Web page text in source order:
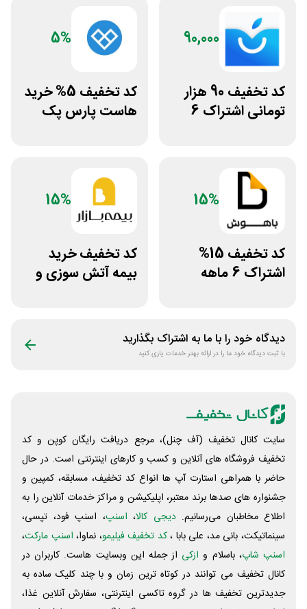
90,000
کد تخفیف 90 هزار
تومانی اشتراک 6
5%
کد تخفیف 5% خرید
هاست پارس پک
15%
کد تخفیف 15%
اشتراک 6 ماهه
15%
کد تخفیف خرید
بیمه آتش سوزی و
دیدگاه خود را با ما به اشتراک بگذارید
با ثبت دیدگاه خود ما را در ارائه بهتر خدمات یاری کنید
سایت کانال تخفیف (آف چنل)، مرجع دریافت رایگان کوپن و کد
تخفیف فروشگاه های آنلاین و کسب و‌ کارهای اینترنتی است. در حال
حاضر با همراهی استارت آپ ها انواع کد تخفیف، مسابقه، کمپین و
جشنواره های صدها برند معتبر، اپلیکیشن و مراکز خدمات آنلاین را به
اطلاع مخاطبان می‌رسانیم. دیجی کالا، اسنپ، اسنپ فود، تپسی،
سینماتیکت، بانی مد، علی‌ بابا ،کد تخفیف فیلیمو، نماوا، اسنپ مارکت،
اسنپ شاپ، باسلام و ازکی از جمله این وبسایت ‌هاست. کاربران در
کانال تخفیف می توانند در کوتاه ترین زمان و با چند کلیک ساده به
جدیدترین تخفیف ها در گروه تاکسی اینترنتی، سفارش آنلاین غذا،